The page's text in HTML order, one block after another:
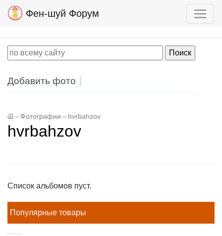
Фен-шуй Форум
Добавить фото
– Фотографии – hvrbahzov
hvrbahzov
Список альбомов пуст.
Популярные товары